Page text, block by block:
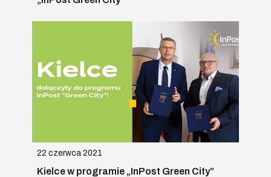
22 czerwca 2021
Kielce w programie „InPost Green City”